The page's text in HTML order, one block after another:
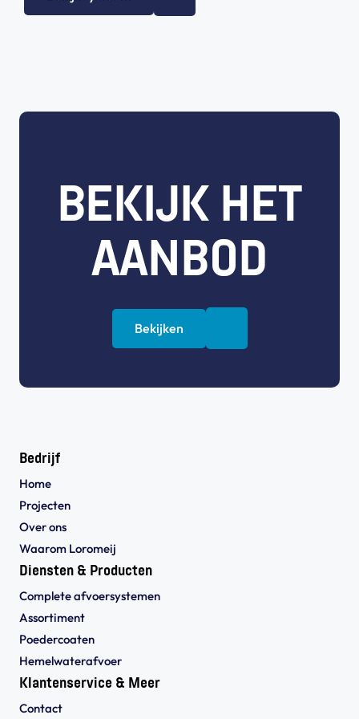
BEKIJK HET
AANBOD
Bekijken
Bedrijf
Home
Projecten
Over ons
Waarom Loromeij
Diensten & Producten
Complete afvoersystemen
Assortiment
Poedercoaten
Hemelwaterafvoer
Klantenservice & Meer
Contact